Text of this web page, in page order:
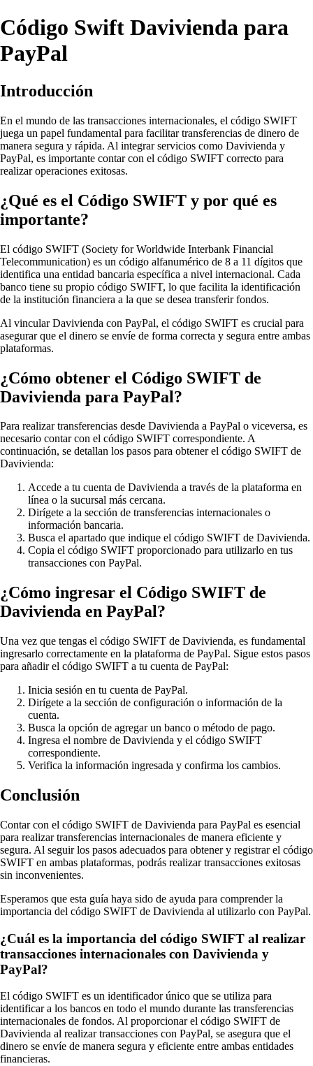
Código Swift Davivienda para
PayPal
Introducción
En el mundo de las transacciones internacionales, el código SWIFT
juega un papel fundamental para facilitar transferencias de dinero de
manera segura y rápida. Al integrar servicios como Davivienda y
PayPal, es importante contar con el código SWIFT correcto para
realizar operaciones exitosas.
¿Qué es el Código SWIFT y por qué es
importante?
El código SWIFT (Society for Worldwide Interbank Financial
Telecommunication) es un código alfanumérico de 8 a 11 dígitos que
identifica una entidad bancaria específica a nivel internacional. Cada
banco tiene su propio código SWIFT, lo que facilita la identificación
de la institución financiera a la que se desea transferir fondos.
Al vincular Davivienda con PayPal, el código SWIFT es crucial para
asegurar que el dinero se envíe de forma correcta y segura entre ambas
plataformas.
¿Cómo obtener el Código SWIFT de
Davivienda para PayPal?
Para realizar transferencias desde Davivienda a PayPal o viceversa, es
necesario contar con el código SWIFT correspondiente. A
continuación, se detallan los pasos para obtener el código SWIFT de
Davivienda:
Accede a tu cuenta de Davivienda a través de la plataforma en
línea o la sucursal más cercana.
Dirígete a la sección de transferencias internacionales o
información bancaria.
Busca el apartado que indique el código SWIFT de Davivienda.
Copia el código SWIFT proporcionado para utilizarlo en tus
transacciones con PayPal.
¿Cómo ingresar el Código SWIFT de
Davivienda en PayPal?
Una vez que tengas el código SWIFT de Davivienda, es fundamental
ingresarlo correctamente en la plataforma de PayPal. Sigue estos pasos
para añadir el código SWIFT a tu cuenta de PayPal:
Inicia sesión en tu cuenta de PayPal.
Dirígete a la sección de configuración o información de la
cuenta.
Busca la opción de agregar un banco o método de pago.
Ingresa el nombre de Davivienda y el código SWIFT
correspondiente.
Verifica la información ingresada y confirma los cambios.
Conclusión
Contar con el código SWIFT de Davivienda para PayPal es esencial
para realizar transferencias internacionales de manera eficiente y
segura. Al seguir los pasos adecuados para obtener y registrar el código
SWIFT en ambas plataformas, podrás realizar transacciones exitosas
sin inconvenientes.
Esperamos que esta guía haya sido de ayuda para comprender la
importancia del código SWIFT de Davivienda al utilizarlo con PayPal.
¿Cuál es la importancia del código SWIFT al realizar
transacciones internacionales con Davivienda y
PayPal?
El código SWIFT es un identificador único que se utiliza para
identificar a los bancos en todo el mundo durante las transferencias
internacionales de fondos. Al proporcionar el código SWIFT de
Davivienda al realizar transacciones con PayPal, se asegura que el
dinero se envíe de manera segura y eficiente entre ambas entidades
financieras.